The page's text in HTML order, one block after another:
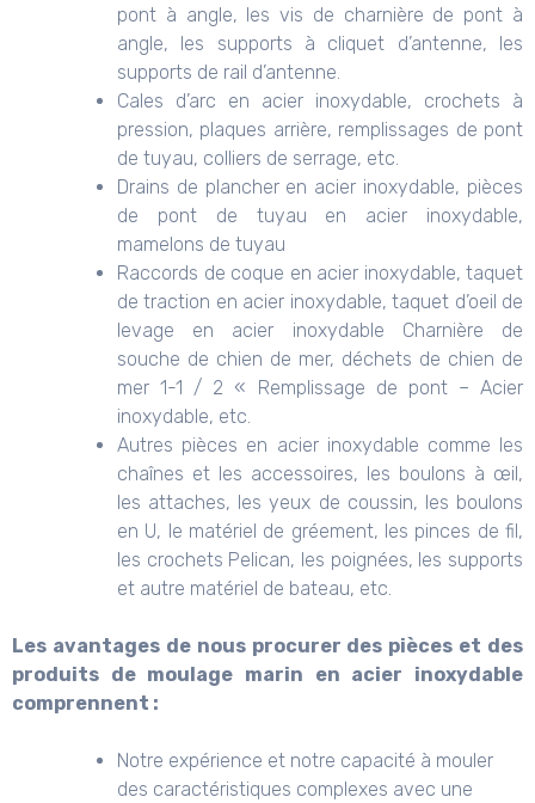
pont à angle, les vis de charnière de pont à
angle, les supports à cliquet d’antenne, les
supports de rail d’antenne.
Cales d’arc en acier inoxydable, crochets à
pression, plaques arrière, remplissages de pont
de tuyau, colliers de serrage, etc.
Drains de plancher en acier inoxydable, pièces
de pont de tuyau en acier inoxydable,
mamelons de tuyau
Raccords de coque en acier inoxydable, taquet
de traction en acier inoxydable, taquet d’oeil de
levage en acier inoxydable Charnière de
souche de chien de mer, déchets de chien de
mer 1-1 / 2 « Remplissage de pont – Acier
inoxydable, etc.
Autres pièces en acier inoxydable comme les
chaînes et les accessoires, les boulons à œil,
les attaches, les yeux de coussin, les boulons
en U, le matériel de gréement, les pinces de fil,
les crochets Pelican, les poignées, les supports
et autre matériel de bateau, etc.
Les avantages de nous procurer des pièces et des
produits de moulage marin en acier inoxydable
comprennent :
Notre expérience et notre capacité à mouler
des caractéristiques complexes avec une